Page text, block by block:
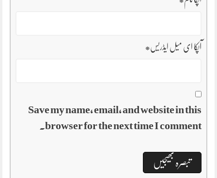
آپکا ای میل ایڈریس*
Save my name, email, and website in this
browser for the next time I comment.